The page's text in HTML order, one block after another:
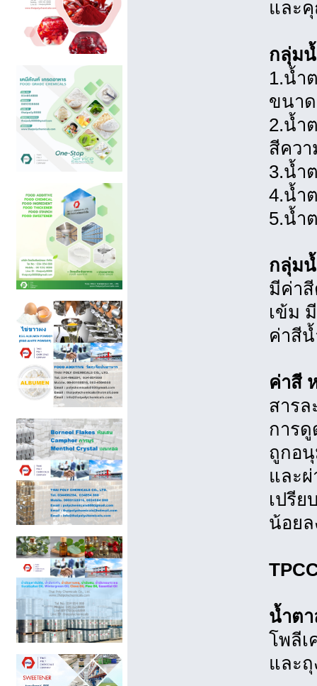
และ
กลุ่ม
1.น้ำ
ขนา
2.น้ำ
สีคว
3.น้ำ
4.น้ำ
5.น้ำ
กลุ่ม
มีค่า
เข้ม
ค่าสี
ค่าสี
สารล
การ
ถูกอ
และ
เปรี
น้อย
น้ำต
โพลีเ
และ